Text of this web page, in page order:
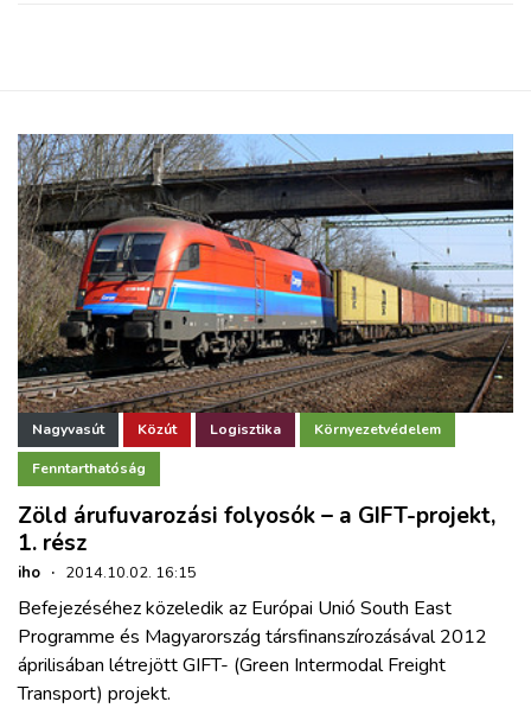
BELÉPÉS
REGISZTRÁCIÓ
Nagyvasút Közút Logisztika Környezetvédelem
Fenntarthatóság
Zöld árufuvarozási folyosók – a GIFT-projekt,
1. rész
iho · 2014.10.02. 16:15
Befejezéséhez közeledik az Európai Unió South East
Programme és Magyarország társfinanszírozásával 2012
áprilisában létrejött GIFT- (Green Intermodal Freight
Transport) projekt.